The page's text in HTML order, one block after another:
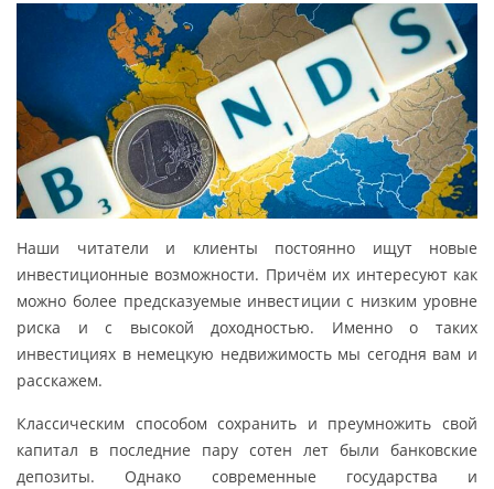
Наши читатели и клиенты постоянно ищут новые
инвестиционные возможности. Причём их интересуют как
можно более предсказуемые инвестиции с низким уровне
риска и с высокой доходностью. Именно о таких
инвестициях в немецкую недвижимость мы сегодня вам и
расскажем.
Классическим способом сохранить и преумножить свой
капитал в последние пару сотен лет были банковские
депозиты. Однако современные государства и